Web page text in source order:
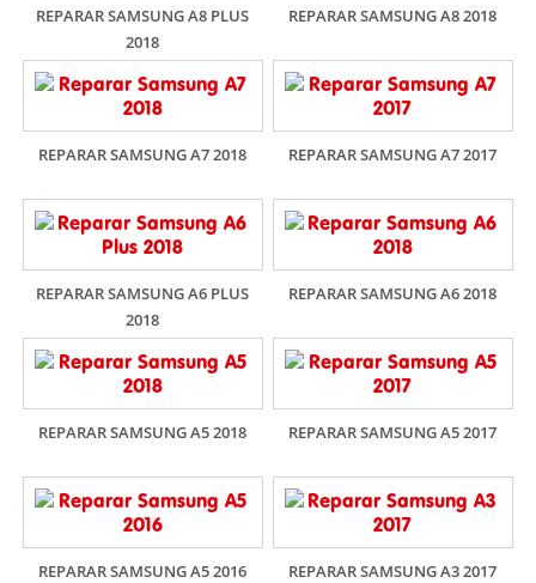
REPARAR SAMSUNG A8 PLUS
2018
REPARAR SAMSUNG A8 2018
REPARAR SAMSUNG A7 2018 REPARAR SAMSUNG A7 2017
REPARAR SAMSUNG A6 PLUS
2018
REPARAR SAMSUNG A6 2018
REPARAR SAMSUNG A5 2018 REPARAR SAMSUNG A5 2017
REPARAR SAMSUNG A5 2016 REPARAR SAMSUNG A3 2017